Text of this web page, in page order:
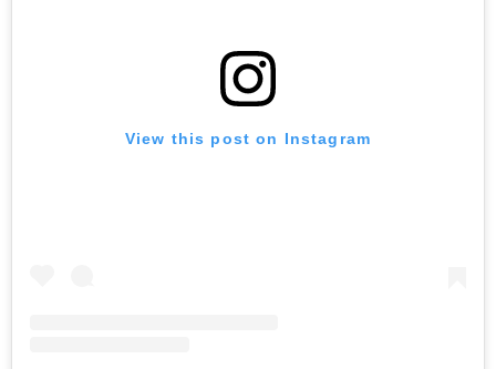
View this post on Instagram